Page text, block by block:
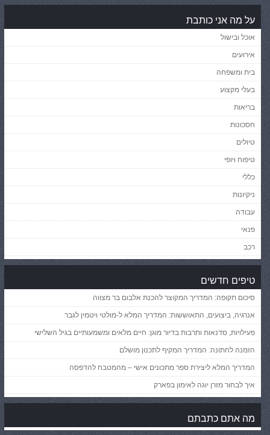
על מה אני כותבת
אוכל ובישול
אירועים
בית ומשפחה
בעלי מקצוע
בריאות
חסכונות
טיולים
טיפוח ויופי
כללי
ניקיונות
עבודה
פנאי
רכב
טיפים חדשים
סיכום תקופה: המדריך המקוצר להכנת אלבום בר מצווה
אנרגיה, ביצועים, התאוששות: המדריך המלא ל-מולטי ויטמין לגבר
פעילויות, סדנאות ותרבות בדיור מוגן: חיים מלאים ומשמעותיים בגיל השלישי
הזמנה לחתונה: המדריך המקיף לתכנון מושלם
המדריך המלא ליצירת ספר מתכונים אישי – מהמטבח להדפסה
איך לבחור מזרן יוגה לאימון בפארק
מה אתם כתבתם